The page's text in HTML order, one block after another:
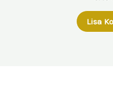
Lisa